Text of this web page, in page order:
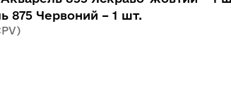
875 Червоний – 1 шт.